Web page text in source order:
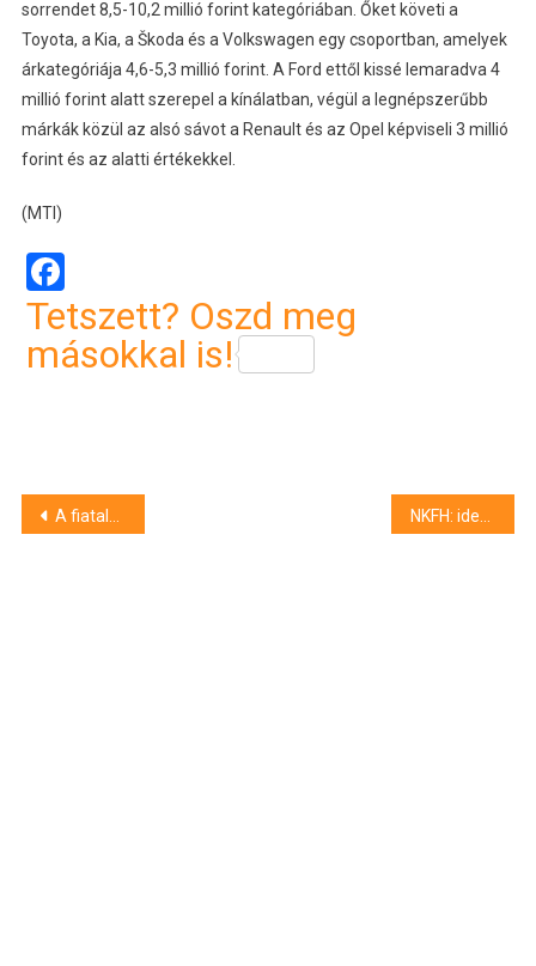
sorrendet 8,5-10,2 millió forint kategóriában. Őket követi a
Toyota, a Kia, a Škoda és a Volkswagen egy csoportban, amelyek
árkategóriája 4,6-5,3 millió forint. A Ford ettől kissé lemaradva 4
millió forint alatt szerepel a kínálatban, végül a legnépszerűbb
márkák közül az alsó sávot a Renault és az Opel képviseli 3 millió
forint és az alatti értékekkel.
(MTI)
Facebook
Tetszett? Oszd meg
másokkal is!
Bejegyzés
A fiatalokat érő kihívásokról szóló előadásait kedvezményesen ajánlja a Veszprémi Petőfi Színház